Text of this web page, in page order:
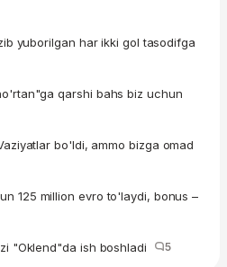
yuborilgan har ikki gol tasodifga
qarshi bahs biz uchun
bo'ldi, ammo bizga omad
125 million evro to'laydi, bonus –
"Oklend"da ish boshladi 5